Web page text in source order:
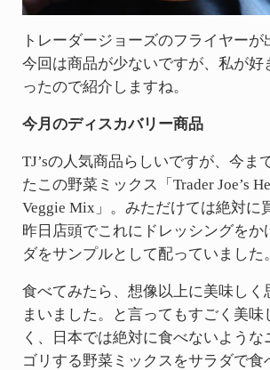
トレーダージョーズのフライヤーが
今回は商品が少ないですが、私が好
ったので紹介しますね。
今月のディスカバリー商品
TJ’sの人気商品らしいですが、今ま
たこの野菜ミックス「Trader Joe’s
Veggie Mix」。みただけては絶対に
昨日店頭でこれにドレッシングをか
ダをサンプルとして配っていました。
食べてみたら、想像以上に美味しく
まいました。と言ってもすごく美味
く、日本では絶対に食べないような
ゴリする野菜ミックスをサラダで食